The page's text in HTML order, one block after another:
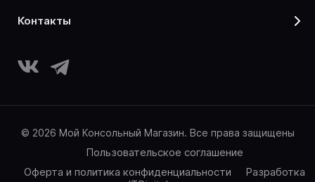
контакты
© 2026 Мой Консольный Магазин. Все права защищены
Пользовательское соглашение
Оферта и политика конфиденциальности
Разработка